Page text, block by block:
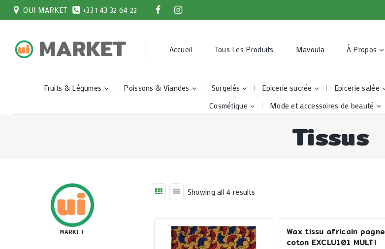
OUI MARKET +33 1 43 32 64 22
Accueil Tous Les Produits Mavoula À Propos
Fruits & Légumes Poissons & Viandes Surgelés Epicerie sucrée Epicerie salée
Cosmétique
Mode et accessoires de beauté
Tissus
Showing all 4 results
Wax tissu africain pagne
coton EXCLU101 MULTI
MARKET